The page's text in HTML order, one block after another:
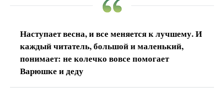
Наступает весна, и все меняется к лучшему. И
каждый читатель, большой и маленький,
понимает: не колечко вовсе помогает
Варюшке и деду